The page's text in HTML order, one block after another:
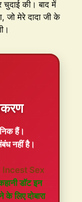
की। बाद में
जो मेरे दादा जी के
हैं।
नहीं है।
Incest Sex
डॉट इन
लिए दोबारा